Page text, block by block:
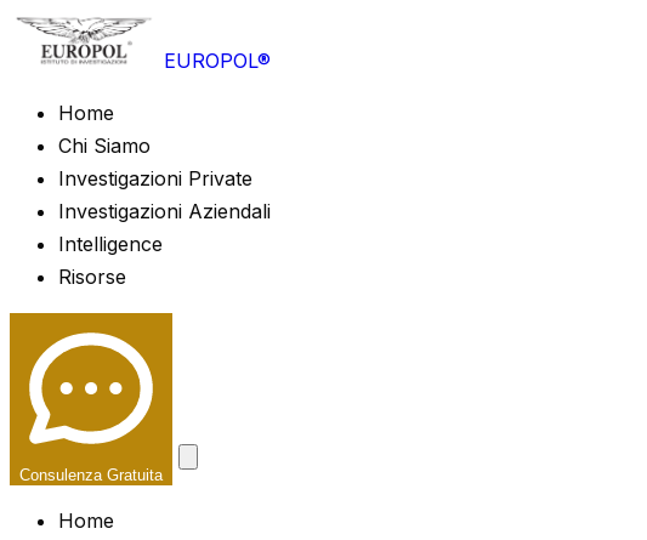
EUROPOL®
Home
Chi Siamo
Investigazioni Private
Investigazioni Aziendali
Intelligence
Risorse
Consulenza Gratuita
Home